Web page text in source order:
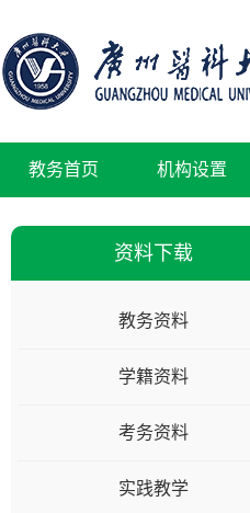
教务首页 机构设置
资料下载
教务资料
学籍资料
考务资料
实践教学